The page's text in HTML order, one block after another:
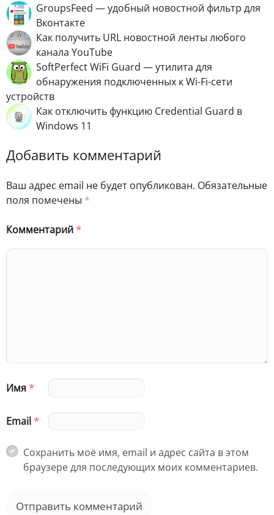
GroupsFeed — удобный новостной фильтр для
Вконтакте
Как получить URL новостной ленты любого
канала YouTube
SoftPerfect WiFi Guard — утилита для
обнаружения подключенных к Wi-Fi-сети
устройств
Как отключить функцию Credential Guard в
Windows 11
Добавить комментарий
Ваш адрес email не будет опубликован. Обязательные
поля помечены *
Комментарий*
Имя*
Email*
Сохранить моё имя, email и адрес сайта в этом
браузере для последующих моих комментариев.